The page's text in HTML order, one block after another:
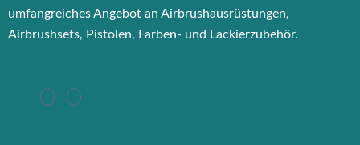
umfangreiches Angebot an Airbrushausrüstungen,
Airbrushsets, Pistolen, Farben- und Lackierzubehör.